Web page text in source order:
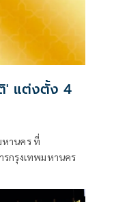
' แต่งตั้ง 4
หานคร ที่
กรุงเทพมหานคร